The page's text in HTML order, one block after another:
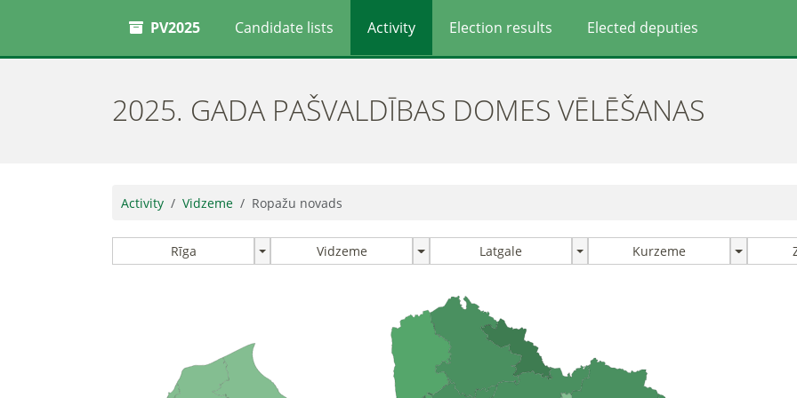
PV2025 Candidate lists Activity Election results Elected deputies
2025. GADA PAŠVALDĪBAS DOMES VĒLĒŠANAS
Activity Vidzeme Ropažu novads
Rīga Vidzeme Latgale Kurzeme